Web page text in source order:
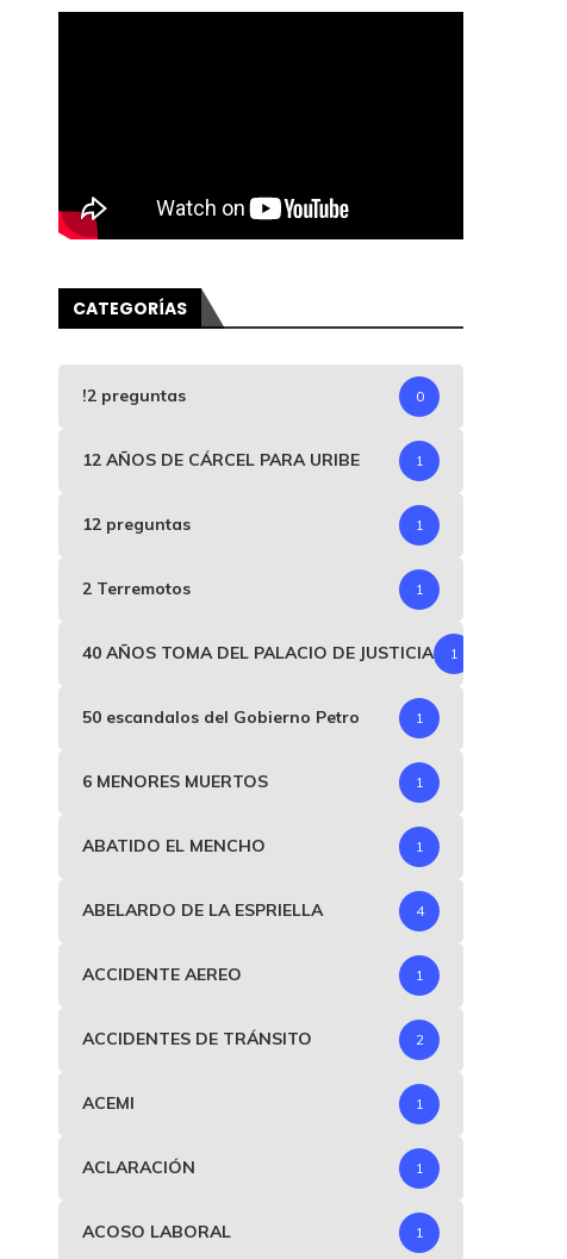
CATEGORÍAS
!2 preguntas 0
12 AÑOS DE CÁRCEL PARA URIBE 1
12 preguntas 1
2 Terremotos 1
40 AÑOS TOMA DEL PALACIO DE JUSTICIA 1
50 escandalos del Gobierno Petro 1
6 MENORES MUERTOS 1
ABATIDO EL MENCHO 1
ABELARDO DE LA ESPRIELLA 4
ACCIDENTE AEREO 1
ACCIDENTES DE TRÁNSITO 2
ACEMI 1
ACLARACIÓN 1
ACOSO LABORAL 1